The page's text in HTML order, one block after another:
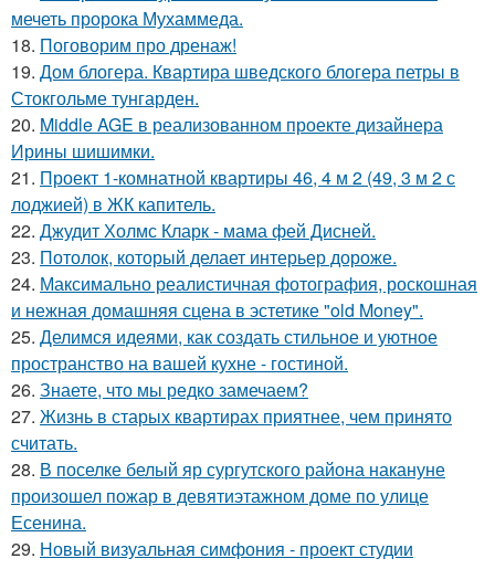
мечеть пророка Мухаммеда.
18. Поговорим про дренаж!
19. Дом блогера. Квартира шведского блогера петры в
Стокгольме тунгарден.
20. Middle AGE в реализованном проекте дизайнера
Ирины шишимки.
21. Проект 1-комнатной квартиры 46, 4 м 2 (49, 3 м 2 с
лоджией) в ЖК капитель.
22. Джудит Холмс Кларк - мама фей Дисней.
23. Потолок, который делает интерьер дороже.
24. Максимально реалистичная фотография, роскошная
и нежная домашняя сцена в эстетике "old Money".
25. Делимся идеями, как создать стильное и уютное
пространство на вашей кухне - гостиной.
26. Знаете, что мы редко замечаем?
27. Жизнь в старых квартирах приятнее, чем принято
считать.
28. В поселке белый яр сургутского района накануне
произошел пожар в девятиэтажном доме по улице
Есенина.
29. Новый визуальная симфония - проект студии